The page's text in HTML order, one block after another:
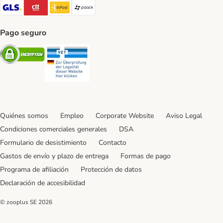
GLS Shipping Method
CTTExpress Shipping Method
InPost Shipping Method
paack Shipping Method
Pago seguro
Security
Quiénes somos Empleo Corporate Website
Aviso Legal
Condiciones comerciales generales
DSA
Formulario de desistimiento
Contacto
Gastos de envío y plazo de entrega
Formas de pago
Programa de afiliación
Protección de datos
Declaración de accesibilidad
© zooplus SE 2026